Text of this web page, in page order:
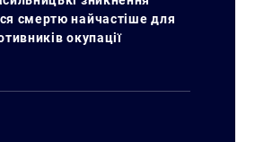
смертю найчастіше для
окупації